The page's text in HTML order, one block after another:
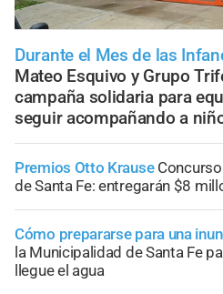
Durante el Mes de las
Mateo Esquivo y Grupo
campaña solidaria para
seguir acompañando a
Premios Otto Krause
de Santa Fe: entregarán $8
Cómo prepararse para una
la Municipalidad de Santa Fe
llegue el agua